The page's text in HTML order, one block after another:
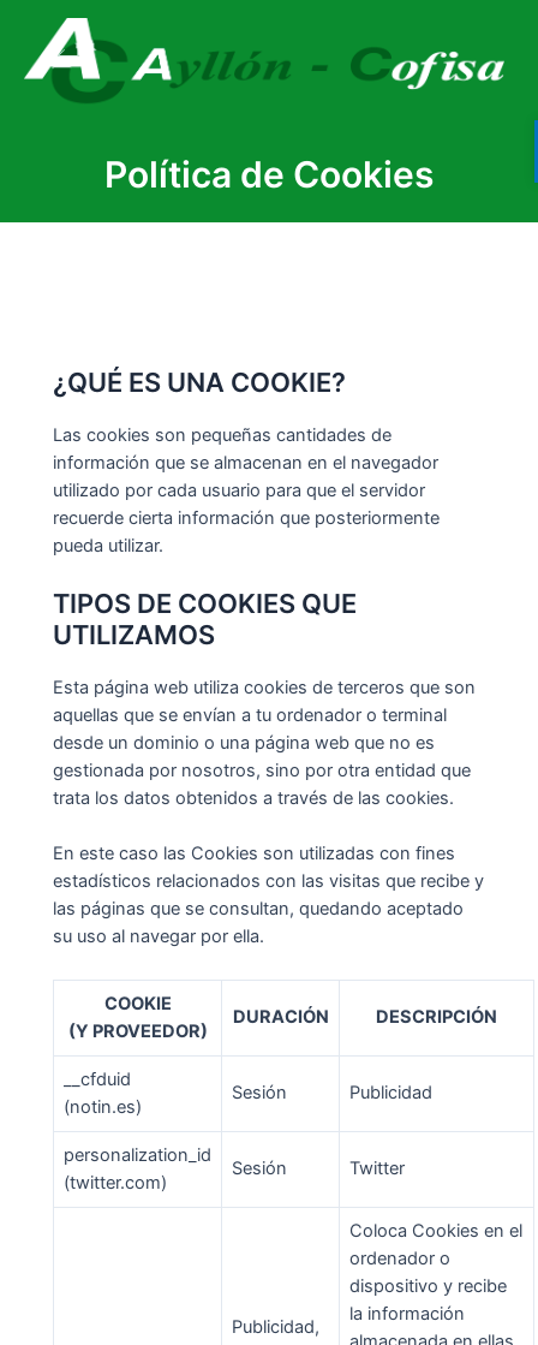
Política de Cookies
¿QUÉ ES UNA COOKIE?
Las cookies son pequeñas cantidades de
información que se almacenan en el navegador
utilizado por cada usuario para que el servidor
recuerde cierta información que posteriormente
pueda utilizar.
TIPOS DE COOKIES QUE
UTILIZAMOS
Esta página web utiliza cookies de terceros que son
aquellas que se envían a tu ordenador o terminal
desde un dominio o una página web que no es
gestionada por nosotros, sino por otra entidad que
trata los datos obtenidos a través de las cookies.
En este caso las Cookies son utilizadas con fines
estadísticos relacionados con las visitas que recibe y
las páginas que se consultan, quedando aceptado
su uso al navegar por ella.
COOKIE
(Y PROVEEDOR)
DURACIÓN DESCRIPCIÓN
__cfduid
(notin.es)
Sesión Publicidad
personalization_id
(twitter.com)
Sesión Twitter
Publicidad,
Coloca Cookies en el
ordenador o
dispositivo y recibe
la información